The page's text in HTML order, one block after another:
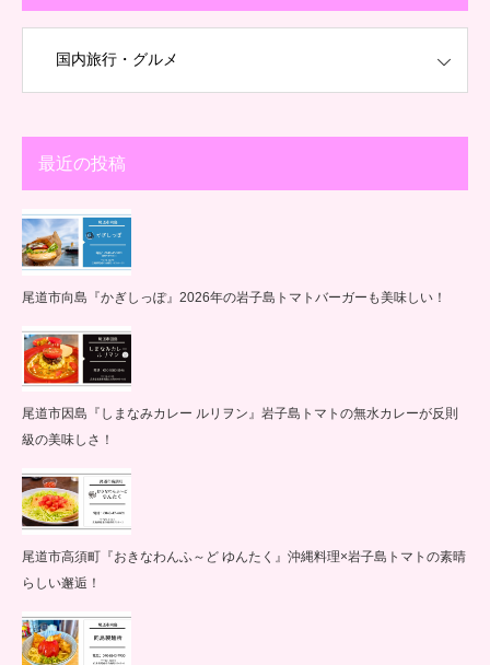
最近の投稿
尾道市向島『かぎしっぽ』2026年の岩子島トマトバーガーも美味しい！
尾道市因島『しまなみカレー ルリヲン』岩子島トマトの無水カレーが反則
級の美味しさ！
尾道市高須町『おきなわんふ～ど ゆんたく』沖縄料理×岩子島トマトの素晴
らしい邂逅！